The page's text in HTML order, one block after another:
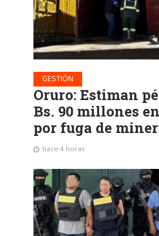
GESTIÓN
Oruro: Estiman
Bs. 90 millones
por fuga de
hace 4 horas